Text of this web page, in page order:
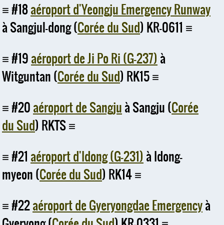
#18aéroport d'Yeongju Emergency Runway
à Sangjul-dong (Corée du Sud) KR-0611
#19aéroport de Ji Po Ri (G-237) à
Witguntan (Corée du Sud) RK15
#20aéroport de Sangjuà Sangju (Corée
du Sud) RKTS
#21 aéroport d'Idong (G-231) à Idong-
myeon (Corée du Sud) RK14
#22aéroport de Gyeryongdae Emergencyà